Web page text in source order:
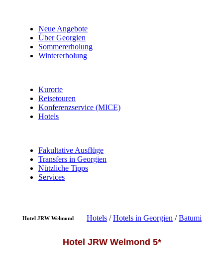
Neue Angebote
Über Georgien
Sommererholung
Wintererholung
Kurorte
Reisetouren
Konferenzservice (MICE)
Hotels
Fakultative Ausflüge
Transfers in Georgien
Nützliche Tipps
Services
Hotel JRW Welmond Hotels /Hotels in Georgien /Batumi
Hotel JRW Welmond 5*